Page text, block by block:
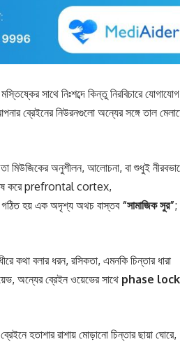
সাথে নিঃশব্দে কিন্তু নিরবিচারে যোগাযোগ
ব্রেইনের নিউরনগুলো অন্যের সঙ্গে তাল
অনুশীলন, আলোচনা, বা শুধুই
করে prefrontal cortex,
হয় এক অদৃশ্য অথচ বাস্তব “সামাজিকসুর”;
কথা বলার ধরন, রসিকতা, এমনকি চিন্তার ধারা
অন্যের ব্রেইন ওয়েভের সাথে phase lock
হতাশার রাশায় মোড়ানো চিন্তার ছায়া ঘোরে,